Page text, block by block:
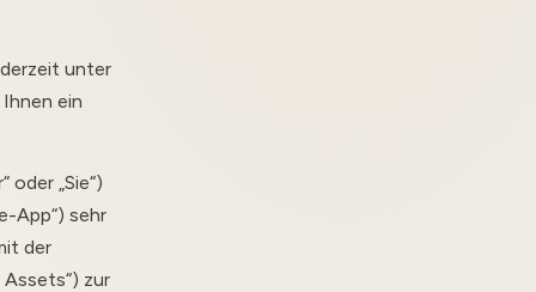
unter
ein
oder „Sie“)
App“) sehr
der
zur